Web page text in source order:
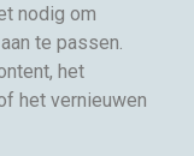
nodig om
te passen.
het
het vernieuwen